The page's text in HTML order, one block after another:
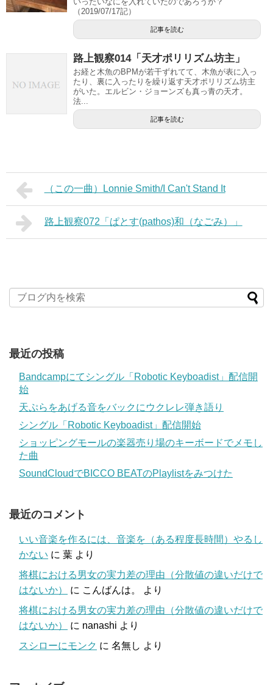
（2019/07/17記）
記事を読む
路上観察014「天才ポリリズム坊主」
お経と木魚のBPMが若干ずれてて、木魚が表に入っ
たり、裏に入ったりを繰り返す天才ポリリズム坊主
がいた。エルビン・ジョーンズも真っ青の天才。
法...
記事を読む
（この一曲）Lonnie Smith/I Can't Stand It
路上観察072「ぱとす(pathos)和（なごみ）」
最近の投稿
Bandcampにてシングル「Robotic Keyboadist」配信開
始
天ぷらをあげる音をバックにウクレレ弾き語り
シングル「Robotic Keyboadist」配信開始
ショッピングモールの楽器売り場のキーボードでメモし
た曲
SoundCloudでBICCO BEATのPlaylistをみつけた
最近のコメント
いい音楽を作るには、音楽を（ある程度長時間）やるし
かない に 葉 より
将棋における男女の実力差の理由（分散値の違いだけで
はないか）
に こんばんは。
より
将棋における男女の実力差の理由（分散値の違いだけで
はないか）
に nanashi より
スシローにモンク に 名無し より